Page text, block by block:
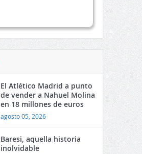
El Atlético Madrid a punto
de vender a Nahuel Molina
en 18 millones de euros
agosto 05, 2026
Baresi, aquella historia
inolvidable